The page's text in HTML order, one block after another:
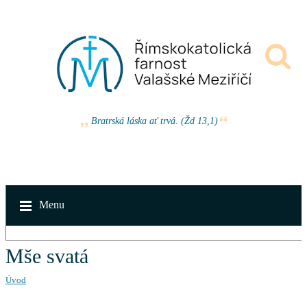
Bratrská láska ať trvá. (Žd 13,1)
Menu
Mše svatá
Úvod